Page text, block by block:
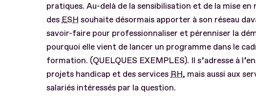
pratiques. Au-delà de la sensibilisation et de la mise
des ESH souhaite désormais apporter à son réseau
savoir-faire pour professionnaliser et pérenniser la
pourquoi elle vient de lancer un programme dans le
formation. (QUELQUES EXEMPLES). Il s’adresse à
projets handicap et des services RH, mais aussi aux
salariés intéressés par la question.